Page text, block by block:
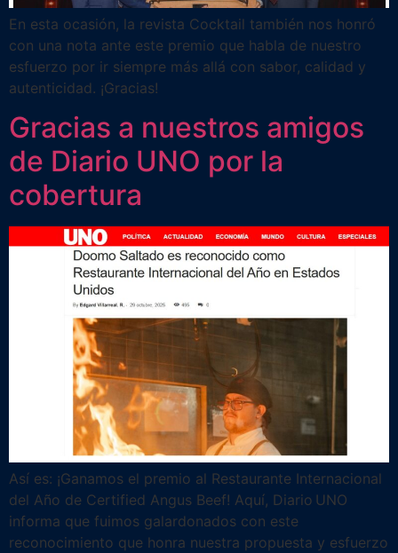
En esta ocasión, la revista Cocktail también nos honró
con una nota ante este premio que habla de nuestro
esfuerzo por ir siempre más allá con sabor, calidad y
autenticidad. ¡Gracias!
Gracias a nuestros amigos
de Diario UNO por la
cobertura
Así es: ¡Ganamos el premio al Restaurante Internacional
del Año de Certified Angus Beef! Aquí, Diario UNO
informa que fuimos galardonados con este
reconocimiento que honra nuestra propuesta y esfuerzo